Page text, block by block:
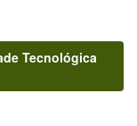
Tecnológica